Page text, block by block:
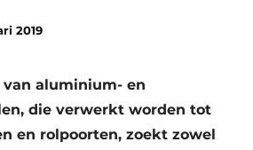
2019
van aluminium- en
die verwerkt worden tot
en rolpoorten, zoekt zowel